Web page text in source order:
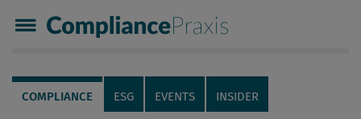
Compliance Praxis
Servicenavigation
Navigation
COMPLIANCE ESG EVENTS INSIDER